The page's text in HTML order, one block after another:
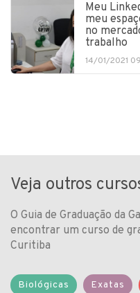
Meu
meu
no
trabalho
14/01/2021
Veja outros
O Guia de Graduação da
encontrar um curso de
Curitiba
Biológicas Exatas